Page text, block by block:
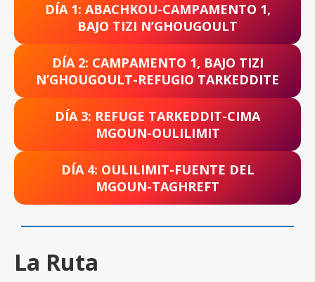
DÍA 1: ABACHKOU-CAMPAMENTO 1,
BAJO TIZI N’GHOUGOULT
DÍA 2: CAMPAMENTO 1, BAJO TIZI
N’GHOUGOULT-REFUGIO TARKEDDITE
DÍA 3: REFUGE TARKEDDIT-CIMA
MGOUN-OULILIMIT
DÍA 4: OULILIMIT-FUENTE DEL
MGOUN-TAGHREFT
La Ruta